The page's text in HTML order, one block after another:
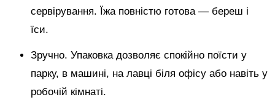
сервірування. Їжа повністю готова — береш і
їси.
Зручно. Упаковка дозволяє спокійно поїсти у
парку, в машині, на лавці біля офісу або навіть у
робочій кімнаті.